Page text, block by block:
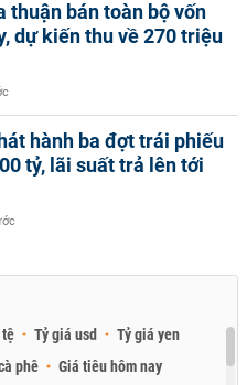
thuận bán toàn bộ vốn
dự kiến thu về 270 triệu
hành ba đợt trái phiếu
tỷ, lãi suất trả lên tới
Tỷ giá usd
Tỷ giá yen
phê Giá tiêu hôm nay